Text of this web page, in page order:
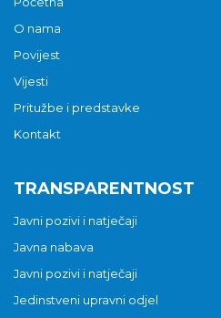
O nama
Povijest
Vijesti
Pritužbe i predstavke
Kontakt
TRANSPARENTNOST
Javni pozivi i natječaji
Javna nabava
Javni pozivi i natječaji
Jedinstveni upravni odjel